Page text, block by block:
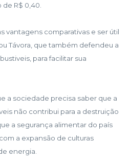
R$ 0,40.
vantagens comparativas e ser útil
Távora, que também defendeu a
para facilitar sua
a sociedade precisa saber que a
não contribui para a destruição
a segurança alimentar do país
a expansão de culturas
energia.